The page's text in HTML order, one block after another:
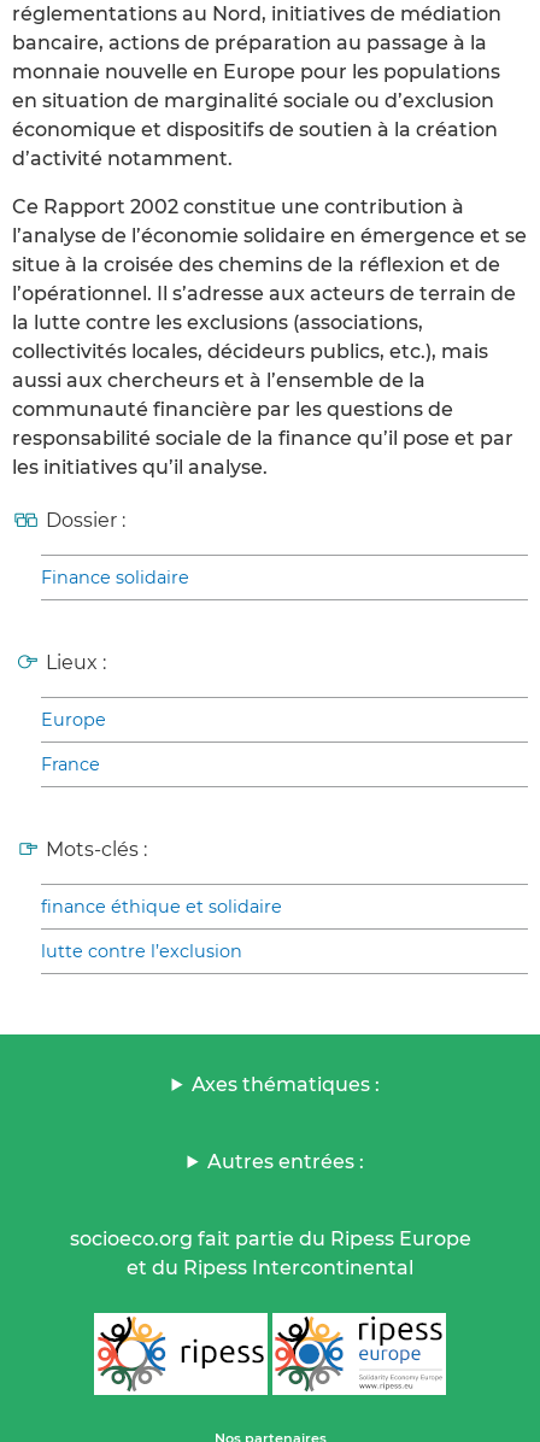
réglementations au Nord, initiatives de médiation
bancaire, actions de préparation au passage à la
monnaie nouvelle en Europe pour les populations
en situation de marginalité sociale ou d’exclusion
économique et dispositifs de soutien à la création
d’activité notamment.
Ce Rapport 2002 constitue une contribution à
l’analyse de l’économie solidaire en émergence et se
situe à la croisée des chemins de la réflexion et de
l’opérationnel. Il s’adresse aux acteurs de terrain de
la lutte contre les exclusions (associations,
collectivités locales, décideurs publics, etc.), mais
aussi aux chercheurs et à l’ensemble de la
communauté financière par les questions de
responsabilité sociale de la finance qu’il pose et par
les initiatives qu’il analyse.
Dossier :
Finance solidaire
Lieux :
Europe
France
Mots-clés :
finance éthique et solidaire
lutte contre l’exclusion
Axes thématiques :
Autres entrées :
socioeco.org fait partie du Ripess Europe
et du Ripess Intercontinental
Nos partenaires